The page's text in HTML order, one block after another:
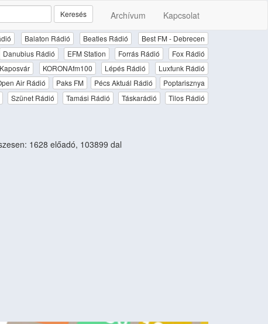
Archívum Kapcsolat
Keresés
Balaton Rádió Beatles Rádió
Best FM - Debrecen
Danubius Rádió EFM Station Forrás Rádió
Fox Rádió
KORONAfm100 Lépés Rádió
Luxfunk Rádió
Air Rádió Paks FM Pécs Aktuál Rádió
Poptarisznya
Szünet Rádió Tamási Rádió Táskarádió
Tilos Rádió
1628 előadó, 103899 dal